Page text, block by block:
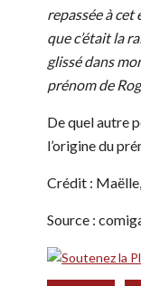
repassée à cet
que c’était la
glissé dans
prénom de
De quel autre
l’origine du
Crédit :
Source :